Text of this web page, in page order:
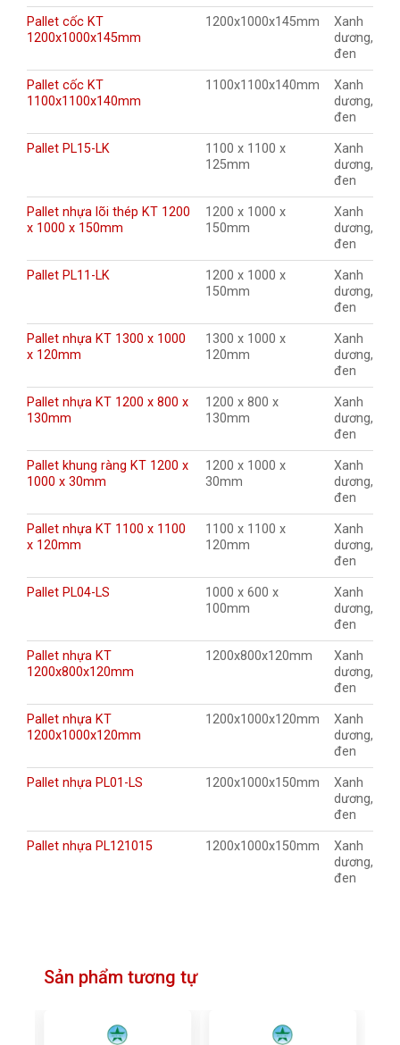
Pallet cốc KT
1200x1000x145mm
1200x1000x145mm
Xanh
dương,
đen
Pallet cốc KT
1100x1100x140mm
1100x1100x140mm
Xanh
dương,
đen
Pallet PL15-LK
1100 x 1100 x
125mm
Xanh
dương,
đen
Pallet nhựa lõi thép KT 1200
x 1000 x 150mm
1200 x 1000 x
150mm
Xanh
dương,
đen
Pallet PL11-LK
1200 x 1000 x
150mm
Xanh
dương,
đen
Pallet nhựa KT 1300 x 1000
x 120mm
1300 x 1000 x
120mm
Xanh
dương,
đen
Pallet nhựa KT 1200 x 800 x
130mm
1200 x 800 x
130mm
Xanh
dương,
đen
Pallet khung ràng KT 1200 x
1000 x 30mm
1200 x 1000 x
30mm
Xanh
dương,
đen
Pallet nhựa KT 1100 x 1100
x 120mm
1100 x 1100 x
120mm
Xanh
dương,
đen
Pallet PL04-LS
1000 x 600 x
100mm
Xanh
dương,
đen
Pallet nhựa KT
1200x800x120mm
1200x800x120mm
Xanh
dương,
đen
Pallet nhựa KT
1200x1000x120mm
1200x1000x120mm
Xanh
dương,
đen
Pallet nhựa PL01-LS 1200x1000x150mm
Xanh
dương,
đen
Pallet nhựa PL121015 1200x1000x150mm
Xanh
dương,
đen
Sản phẩm tương tự